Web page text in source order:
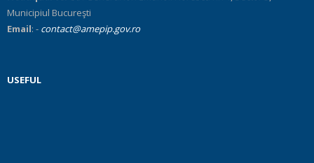
Municipiul Bucureşti
Email: - contact@amepip.gov.ro
USEFUL